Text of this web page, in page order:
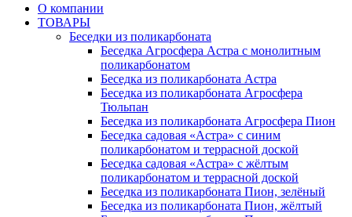
О компании
ТОВАРЫ
Беседки из поликарбоната
Беседка Агросфера Астра с монолитным
поликарбонатом
Беседка из поликарбоната Астра
Беседка из поликарбоната Агросфера
Тюльпан
Беседка из поликарбоната Агросфера Пион
Беседка садовая «Астра» с синим
поликарбонатом и террасной доской
Беседка садовая «Астра» с жёлтым
поликарбонатом и террасной доской
Беседка из поликарбоната Пион, зелёный
Беседка из поликарбоната Пион, жёлтый